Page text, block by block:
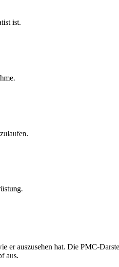
ist.
er auszusehen hat. Die PMC-
aus.